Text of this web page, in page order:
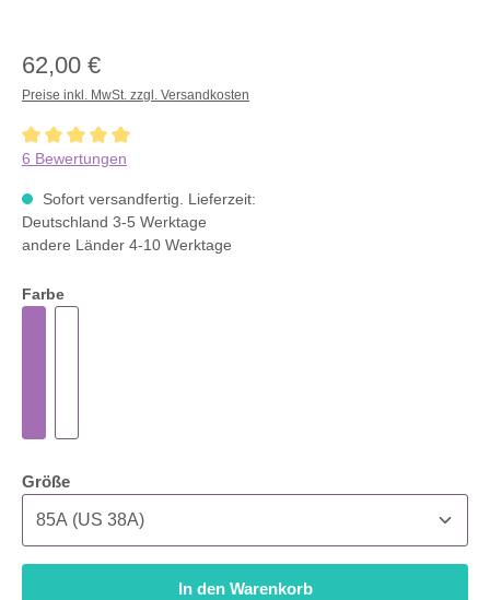
62,00 €
Preise inkl. MwSt. zzgl. Versandkosten
Durchschnittliche Bewertung von 5 von 5 Sternen
6 Bewertungen
Sofort versandfertig. Lieferzeit:
Deutschland 3-5 Werktage
andere Länder 4-10 Werktage
Farbe
Größeauswählen
In den Warenkorb